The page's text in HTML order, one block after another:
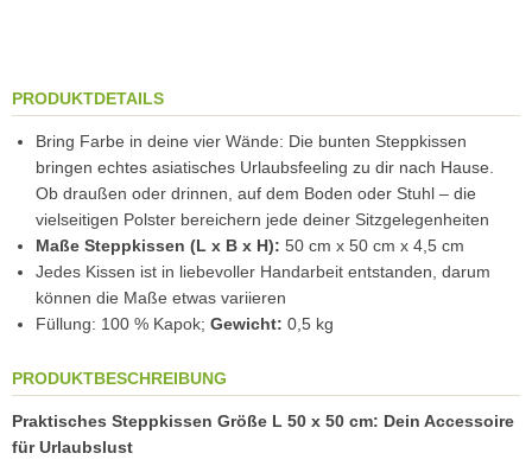
PRODUKTDETAILS
Bring Farbe in deine vier Wände: Die bunten Steppkissen
bringen echtes asiatisches Urlaubsfeeling zu dir nach Hause.
Ob draußen oder drinnen, auf dem Boden oder Stuhl – die
vielseitigen Polster bereichern jede deiner Sitzgelegenheiten
Maße Steppkissen (L x B x H): 50 cm x 50 cm x 4,5 cm
Jedes Kissen ist in liebevoller Handarbeit entstanden, darum
können die Maße etwas variieren
Füllung: 100 % Kapok; Gewicht: 0,5 kg
PRODUKTBESCHREIBUNG
Praktisches Steppkissen Größe L 50 x 50 cm: Dein Accessoire
für Urlaubslust